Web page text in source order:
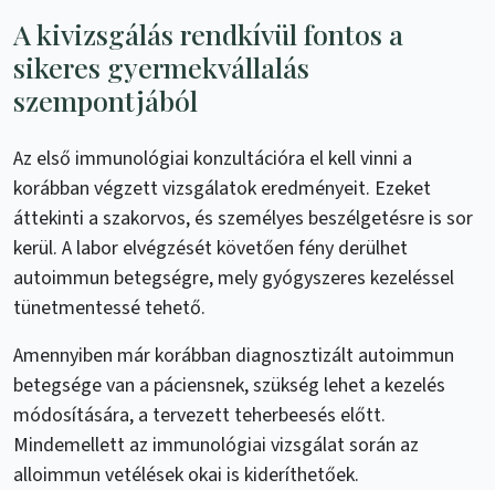
A kivizsgálás rendkívül fontos a
sikeres gyermekvállalás
szempontjából
Az első immunológiai konzultációra el kell vinni a
korábban végzett vizsgálatok eredményeit. Ezeket
áttekinti a szakorvos, és személyes beszélgetésre is sor
kerül. A labor elvégzését követően fény derülhet
autoimmun betegségre, mely gyógyszeres kezeléssel
tünetmentessé tehető.
Amennyiben már korábban diagnosztizált autoimmun
betegsége van a páciensnek, szükség lehet a kezelés
módosítására, a tervezett teherbeesés előtt.
Mindemellett az immunológiai vizsgálat során az
alloimmun vetélések okai is kideríthetőek.